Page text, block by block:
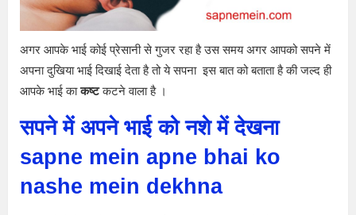
अगर आपके भाई कोई प्रेसानी से गुजर रहा है उस समय अगर आपको सपने में
अपना दुखिया भाई दिखाई देता है तो ये सपना इस बात को बताता है की जल्द ही
आपके भाई काकष्टकटने वाला है ।
सपने में अपने भाई को नशे में देखना
sapne mein apne bhai ko
nashe mein dekhna